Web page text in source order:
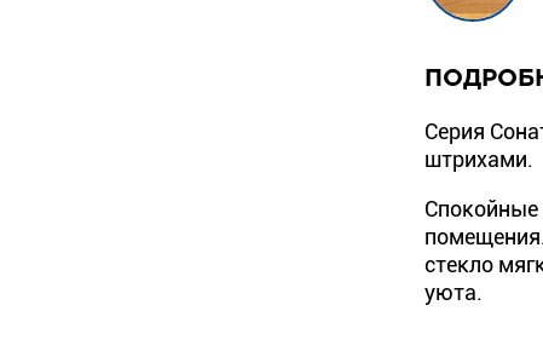
Серия
штрихами.
Спокойные
стекло
уюта.